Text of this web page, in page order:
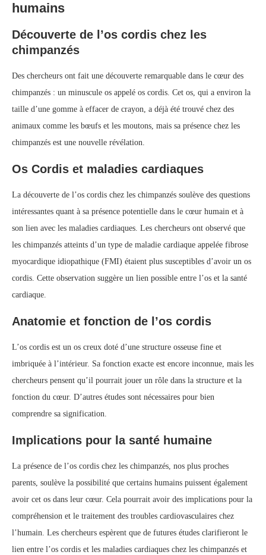
humains
Découverte de l’os cordis chez les
chimpanzés
Des chercheurs ont fait une découverte remarquable dans le cœur des
chimpanzés : un minuscule os appelé os cordis. Cet os, qui a environ la
taille d’une gomme à effacer de crayon, a déjà été trouvé chez des
animaux comme les bœufs et les moutons, mais sa présence chez les
chimpanzés est une nouvelle révélation.
Os Cordis et maladies cardiaques
La découverte de l’os cordis chez les chimpanzés soulève des questions
intéressantes quant à sa présence potentielle dans le cœur humain et à
son lien avec les maladies cardiaques. Les chercheurs ont observé que
les chimpanzés atteints d’un type de maladie cardiaque appelée fibrose
myocardique idiopathique (FMI) étaient plus susceptibles d’avoir un os
cordis. Cette observation suggère un lien possible entre l’os et la santé
cardiaque.
Anatomie et fonction de l’os cordis
L’os cordis est un os creux doté d’une structure osseuse fine et
imbriquée à l’intérieur. Sa fonction exacte est encore inconnue, mais les
chercheurs pensent qu’il pourrait jouer un rôle dans la structure et la
fonction du cœur. D’autres études sont nécessaires pour bien
comprendre sa signification.
Implications pour la santé humaine
La présence de l’os cordis chez les chimpanzés, nos plus proches
parents, soulève la possibilité que certains humains puissent également
avoir cet os dans leur cœur. Cela pourrait avoir des implications pour la
compréhension et le traitement des troubles cardiovasculaires chez
l’humain. Les chercheurs espèrent que de futures études clarifieront le
lien entre l’os cordis et les maladies cardiaques chez les chimpanzés et